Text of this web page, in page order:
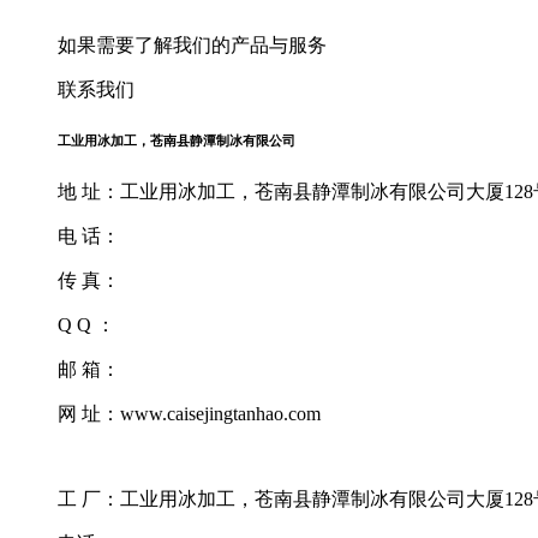
如果需要了解我们的产品与服务
联系我们
工业用冰加工，苍南县静潭制冰有限公司
地 址：工业用冰加工，苍南县静潭制冰有限公司大厦128
电 话：
传 真：
Q Q ：
邮 箱：
网 址：www.caisejingtanhao.com
工 厂：工业用冰加工，苍南县静潭制冰有限公司大厦128